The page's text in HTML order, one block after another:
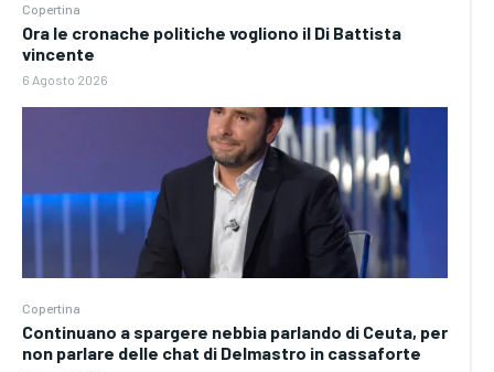
Copertina
Ora le cronache politiche vogliono il Di Battista
vincente
6 Agosto 2026
Copertina
Continuano a spargere nebbia parlando di Ceuta, per
non parlare delle chat di Delmastro in cassaforte